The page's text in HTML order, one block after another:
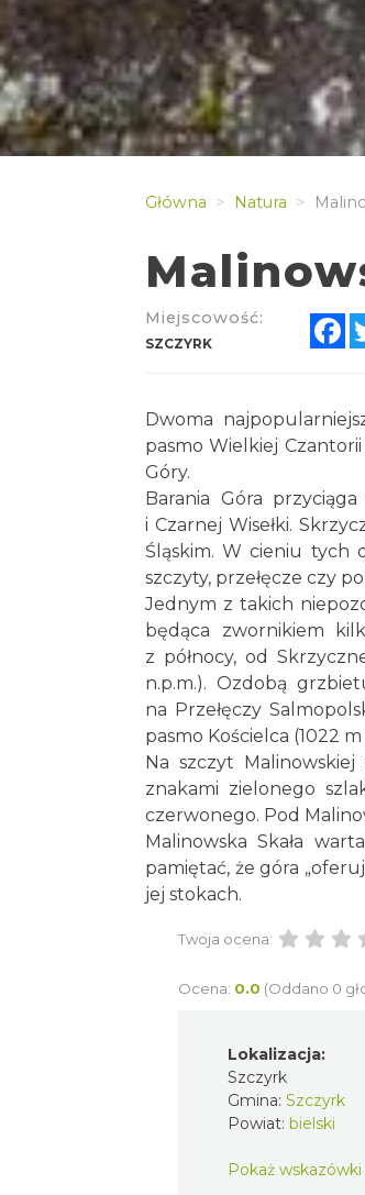
Główna Natura
Miejscowość:
SZCZYRK
Dwoma
pasmo Wielkiej
Góry.
Barania Góra
i Czarnej Wisełki.
Śląskim. W cieniu tych
szczyty, przełęcze czy
Jednym z takich
będąca zwornikiem
z północy, od
n.p.m.). Ozdobą
na Przełęczy
pasmo Kościelca (1022 m
Na szczyt
znakami zielonego
czerwonego. Pod
Malinowska Skała
pamiętać, że góra
jej stokach.
Twoja ocena:
Ocena: 0.0 (Oddano 0
Lokalizacja:
Szczyrk
Gmina: Szczyrk
Powiat: bielski
Pokaż